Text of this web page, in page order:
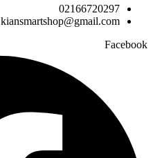
02166720297
kiansmartshop@gmail.com
Facebook